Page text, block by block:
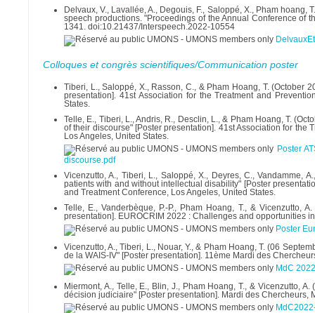
Delvaux, V., Lavallée, A., Degouis, F., Saloppé, X., Pham
speech productions. "Proceedings of the Annual Conference of
1341. doi:10.21437/Interspeech.2022-10554
Colloques et congrès scientifiques/Communication poster
Tiberi, L., Saloppé, X., Rasson, C., & Pham Hoang, T. (October
presentation]. 41st Association for the Treatment and
States.
Telle, E., Tiberi, L., Andris, R., Desclin, L., & Pham Hoang, T.
of their discourse" [Poster presentation]. 41st Association for the
Los Angeles, United States.
Poster
discourse.pdf
Vicenzutto, A., Tiberi, L., Saloppé, X., Deyres, C., Vandamme,
patients with and without intellectual disability" [Poster
and Treatment Conference, Los Angeles, United States.
Telle, E., Vanderbèque, P.-P., Pham Hoang, T., & Vicenzutto,
presentation]. EUROCRIM 2022 : Challenges and opportunities
Poster
Vicenzutto, A., Tiberi, L., Nouar, Y., & Pham Hoang, T. (06
de la WAIS-IV" [Poster presentation]. 11ème Mardi des
MdC
Miermont, A., Telle, E., Blin, J., Pham Hoang, T., & Vicenzutto,
décision judiciaire" [Poster presentation]. Mardi des Chercheurs,